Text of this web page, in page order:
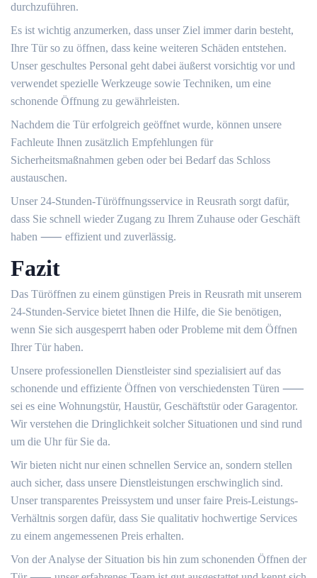
durchzuführen.​
Es ist wichtig anzumerken, dass unser Ziel immer darin besteht,
Ihre Tür so zu öffnen, dass keine weiteren Schäden entstehen.​
Unser geschultes Personal geht dabei äußerst vorsichtig vor und
verwendet spezielle Werkzeuge sowie Techniken, um eine
schonende Öffnung zu gewährleisten.​
Nachdem die Tür erfolgreich geöffnet wurde, können unsere
Fachleute Ihnen zusätzlich Empfehlungen für
Sicherheitsmaßnahmen geben oder bei Bedarf das Schloss
austauschen.​
Unser 24-Stunden-Türöffnungsservice in Reusrath sorgt dafür,
dass Sie schnell wieder Zugang zu Ihrem Zuhause oder Geschäft
haben ⸺ effizient und zuverlässig.​
Fazit
Das Türöffnen zu einem günstigen Preis in Reusrath mit unserem
24-Stunden-Service bietet Ihnen die Hilfe, die Sie benötigen,
wenn Sie sich ausgesperrt haben oder Probleme mit dem Öffnen
Ihrer Tür haben.​
Unsere professionellen Dienstleister sind spezialisiert auf das
schonende und effiziente Öffnen von verschiedensten Türen ⸺
sei es eine Wohnungstür, Haustür, Geschäftstür oder Garagentor.
Wir verstehen die Dringlichkeit solcher Situationen und sind rund
um die Uhr für Sie da.
Wir bieten nicht nur einen schnellen Service an, sondern stellen
auch sicher, dass unsere Dienstleistungen erschwinglich sind.​
Unser transparentes Preissystem und unser faire Preis-Leistungs-
Verhältnis sorgen dafür, dass Sie qualitativ hochwertige Services
zu einem angemessenen Preis erhalten.​
Von der Analyse der Situation bis hin zum schonenden Öffnen der